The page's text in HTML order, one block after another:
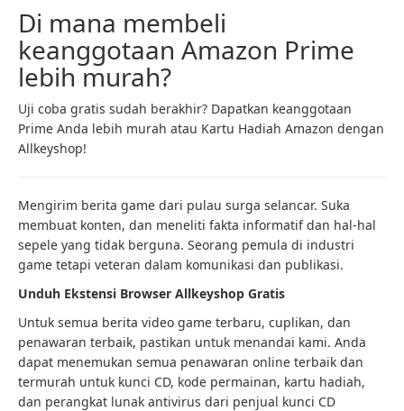
Di mana membeli
keanggotaan Amazon Prime
lebih murah?
Uji coba gratis sudah berakhir? Dapatkan keanggotaan
Prime Anda lebih murah atau Kartu Hadiah Amazon dengan
Allkeyshop!
Mengirim berita game dari pulau surga selancar. Suka
membuat konten, dan meneliti fakta informatif dan hal-hal
sepele yang tidak berguna. Seorang pemula di industri
game tetapi veteran dalam komunikasi dan publikasi.
Unduh Ekstensi Browser Allkeyshop Gratis
Untuk semua berita video game terbaru, cuplikan, dan
penawaran terbaik, pastikan untuk menandai kami. Anda
dapat menemukan semua penawaran online terbaik dan
termurah untuk kunci CD, kode permainan, kartu hadiah,
dan perangkat lunak antivirus dari penjual kunci CD